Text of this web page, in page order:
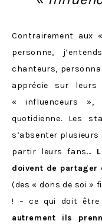
Contrairement aux
personne,
chanteurs,
apprécie sur leurs
« influenceurs
quotidienne. Les
s’absenter
partir leurs fans…
doivent de partager
(des « dons de soi »
! – ce qui doit être
autrement ils